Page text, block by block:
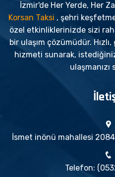
İzmir'de Her Yerde, Her
Korsan Taksi , şehri
özel etkinliklerinizde sizi
bir ulaşım çözümüdür.
hizmeti sunarak,
ulaşmanızı
İsmet inönü mahallesi
Telefon: